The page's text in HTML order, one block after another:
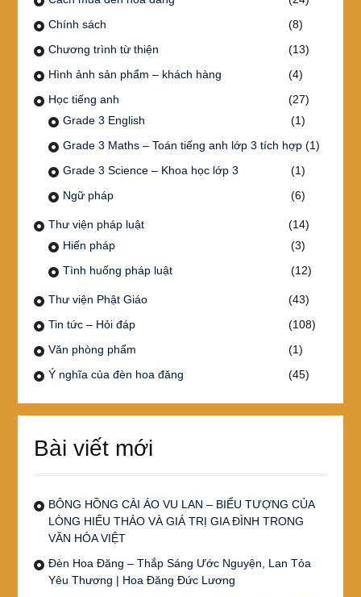
Chính sách
(8)
Chương trình từ thiện
(13)
Hình ảnh sản phẩm – khách hàng
(4)
Học tiếng anh
(27)
Grade 3 English
(1)
Grade 3 Maths – Toán tiếng anh lớp 3 tích hợp(1)
Grade 3 Science – Khoa học lớp 3
(1)
Ngữ pháp
(6)
Thư viện pháp luật
(14)
Hiến pháp
(3)
Tình huống pháp luật
(12)
Thư viện Phật Giáo
(43)
Tin tức – Hỏi đáp
(108)
Văn phòng phẩm
(1)
Ý nghĩa của đèn hoa đăng
(45)
Bài viết mới
BÔNG HỒNG CÀI ÁO VU LAN – BIỂU TƯỢNG CỦA
LÒNG HIẾU THẢO VÀ GIÁ TRỊ GIA ĐÌNH TRONG
VĂN HÓA VIỆT
Đèn Hoa Đăng – Thắp Sáng Ước Nguyện, Lan Tỏa
Yêu Thương | Hoa Đăng Đức Lương